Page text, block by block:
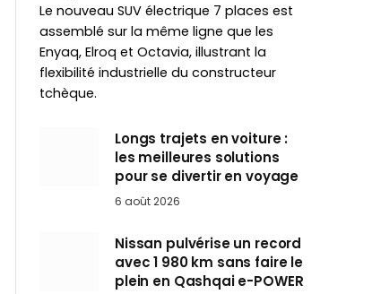
Le nouveau SUV électrique 7 places est
assemblé sur la même ligne que les
Enyaq, Elroq et Octavia, illustrant la
flexibilité industrielle du constructeur
tchèque.
Longs trajets en voiture :
les meilleures solutions
pour se divertir en voyage
6 août 2026
Nissan pulvérise un record
avec 1 980 km sans faire le
plein en Qashqai e-POWER